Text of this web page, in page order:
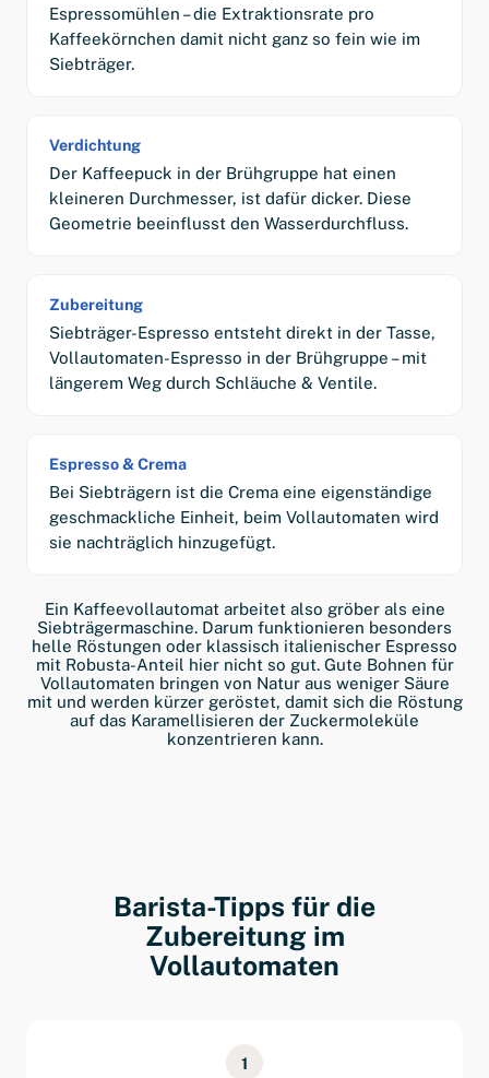
Espressomühlen – die Extraktionsrate pro
Kaffeekörnchen damit nicht ganz so fein wie im
Siebträger.
Verdichtung
Der Kaffeepuck in der Brühgruppe hat einen
kleineren Durchmesser, ist dafür dicker. Diese
Geometrie beeinflusst den Wasserdurchfluss.
Zubereitung
Siebträger-Espresso entsteht direkt in der Tasse,
Vollautomaten-Espresso in der Brühgruppe – mit
längerem Weg durch Schläuche & Ventile.
Espresso & Crema
Bei Siebträgern ist die Crema eine eigenständige
geschmackliche Einheit, beim Vollautomaten wird
sie nachträglich hinzugefügt.
Ein Kaffeevollautomat arbeitet also gröber als eine
Siebträgermaschine. Darum funktionieren besonders
helle Röstungen oder klassisch italienischer Espresso
mit Robusta-Anteil hier nicht so gut. Gute Bohnen für
Vollautomaten bringen von Natur aus weniger Säure
mit und werden kürzer geröstet, damit sich die Röstung
auf das Karamellisieren der Zuckermoleküle
konzentrieren kann.
Barista-Tipps für die
Zubereitung im
Vollautomaten
1